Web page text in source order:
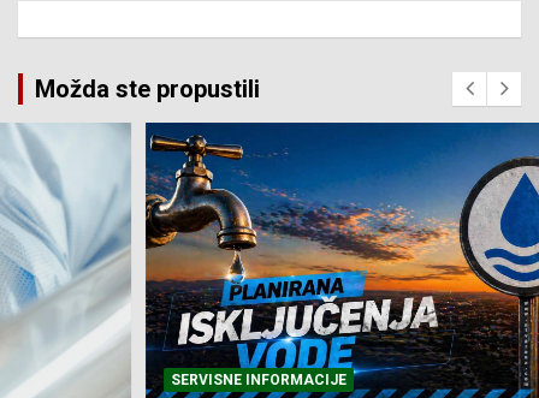
Možda ste propustili
SERVISNE INFORMACIJE